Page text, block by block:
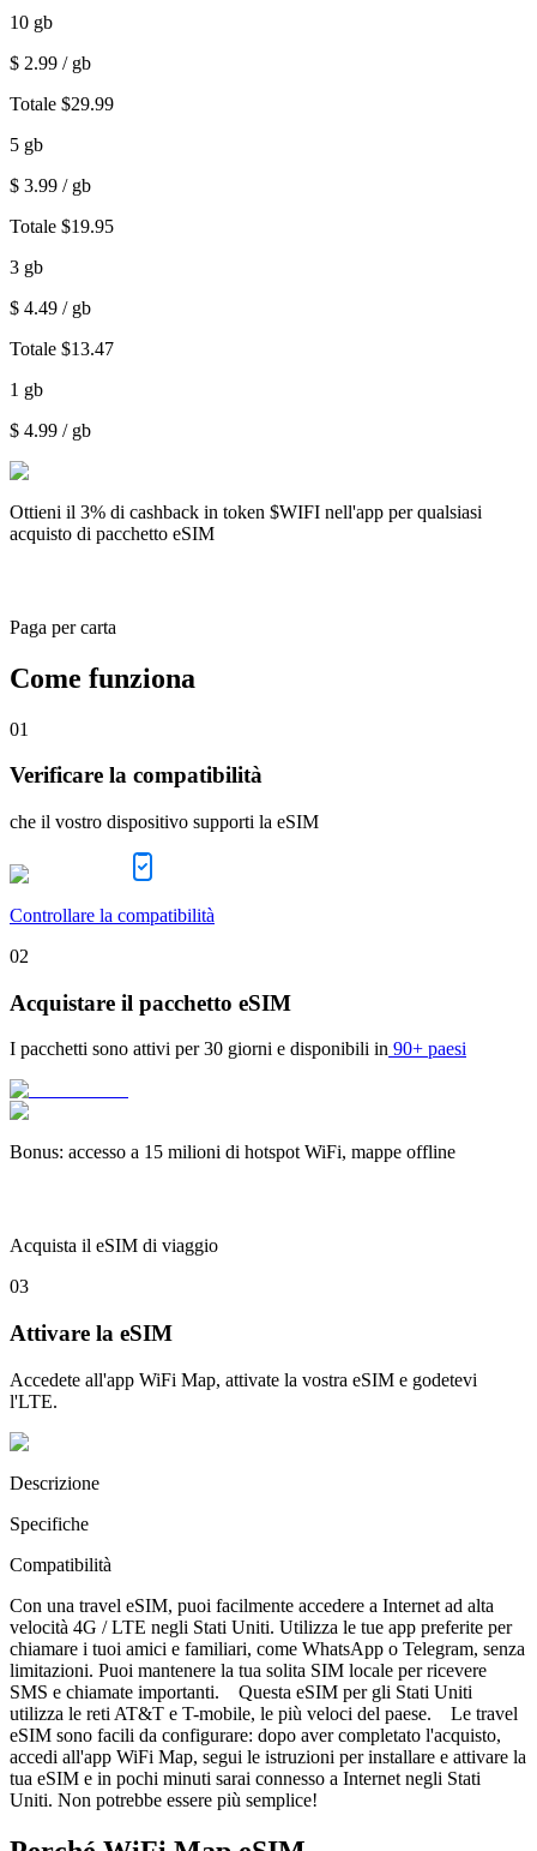
10 gb
$ 2.99 / gb
Totale $29.99
5 gb
$ 3.99 / gb
Totale $19.95
3 gb
$ 4.49 / gb
Totale $13.47
1 gb
$ 4.99 / gb
Ottieni il 3% di cashback in token $WIFI nell'app per qualsiasi
acquisto di pacchetto eSIM
Paga per carta
Come funziona
01
Verificare la compatibilità
che il vostro dispositivo supporti la eSIM
Controllare la compatibilità
02
Acquistare il pacchetto eSIM
I pacchetti sono attivi per 30 giorni e disponibili in 90+ paesi
Bonus: accesso a 15 milioni di hotspot WiFi, mappe offline
Acquista il eSIM di viaggio
03
Attivare la eSIM
Accedete all'app WiFi Map, attivate la vostra eSIM e godetevi
l'LTE.
Descrizione
Specifiche
Compatibilità
Con una travel eSIM, puoi facilmente accedere a Internet ad alta
velocità 4G / LTE negli Stati Uniti. Utilizza le tue app preferite per
chiamare i tuoi amici e familiari, come WhatsApp o Telegram, senza
limitazioni. Puoi mantenere la tua solita SIM locale per ricevere
SMS e chiamate importanti. Questa eSIM per gli Stati Uniti
utilizza le reti AT&T e T-mobile, le più veloci del paese. Le travel
eSIM sono facili da configurare: dopo aver completato l'acquisto,
accedi all'app WiFi Map, segui le istruzioni per installare e attivare la
tua eSIM e in pochi minuti sarai connesso a Internet negli Stati
Uniti. Non potrebbe essere più semplice!